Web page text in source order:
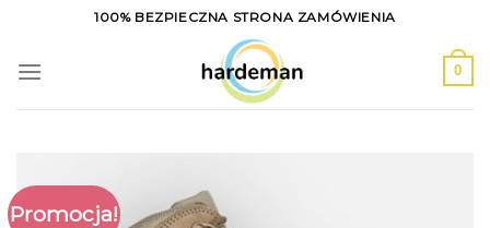
content
100% BEZPIECZNA STRONA ZAMÓWIENIA
0
Promocja!